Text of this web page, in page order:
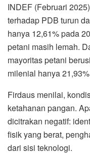
INDEF (Februari
terhadap PDB turun
hanya 12,61% pada
petani masih lemah.
mayoritas petani
milenial hanya
Firdaus menilai,
ketahanan pangan.
dicitrakan negatif:
fisik yang berat,
dari sisi teknologi.